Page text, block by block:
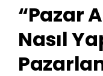
“Pazar
Nasıl